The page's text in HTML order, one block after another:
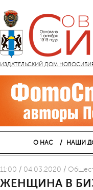
ИЗДАТЕЛЬСКИЙ ДОМ
О НАС НАШИ
11:00 / 04.03.2020 /
ЖЕНЩИНА В